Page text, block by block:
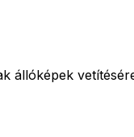
állóképek